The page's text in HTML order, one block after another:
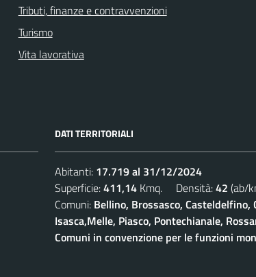
Tributi, finanze e contravvenzioni
Turismo
Vita lavorativa
DATI TERRITORIALI
Abitanti: 17.719 al 31/12/2024
Superficie:411,14 Kmq. Densità:42 (ab/
Comuni: Bellino, Brossasco, Casteldelfino,
Isasca,Melle, Piasco, Pontechianale,
Comuni in convenzione per le funzioni